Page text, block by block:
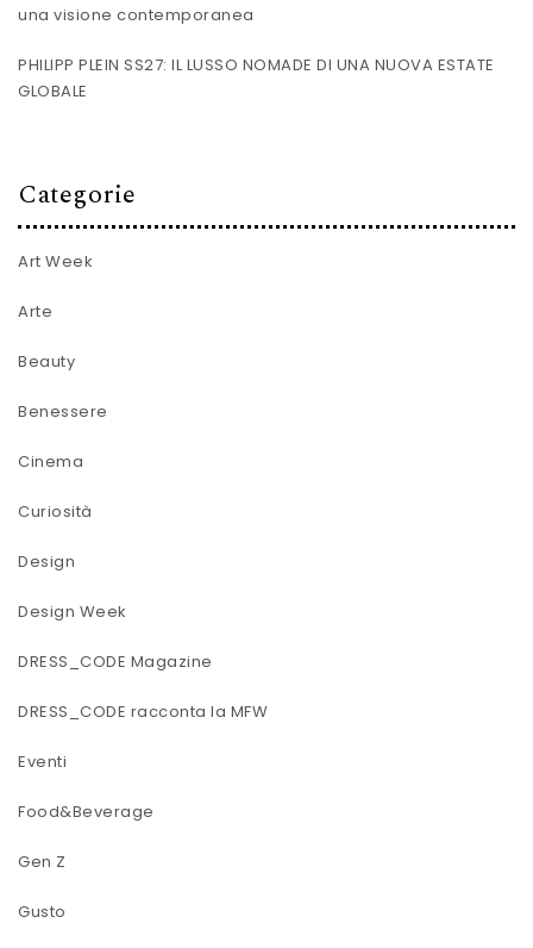
una visione contemporanea
PHILIPP PLEIN SS27: IL LUSSO NOMADE DI UNA NUOVA ESTATE
GLOBALE
Categorie
Art Week
Arte
Beauty
Benessere
Cinema
Curiosità
Design
Design Week
DRESS_CODE Magazine
DRESS_CODE racconta la MFW
Eventi
Food&Beverage
Gen Z
Gusto